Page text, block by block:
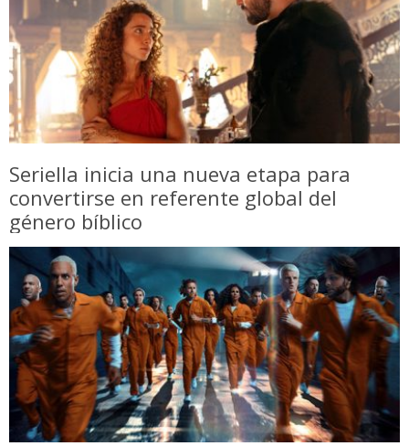
Seriella inicia una nueva etapa para
convertirse en referente global del
género bíblico